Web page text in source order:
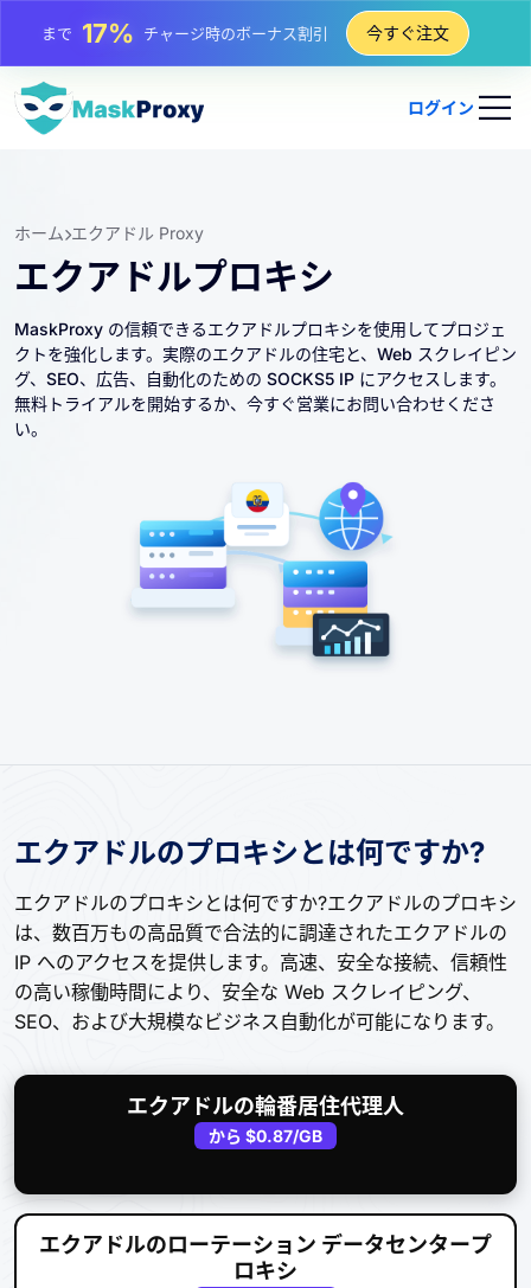
まで25%静的 IP 購入の割引
まで 81%
今すぐ注文
ログイン
ホーム エクアドル Proxy
エクアドルプロキシ
MaskProxy の信頼できるエクアドルプロキシを使用してプロジェ
クトを強化します。実際のエクアドルの住宅と、Web スクレイピン
グ、SEO、広告、自動化のための SOCKS5 IP にアクセスします。
無料トライアルを開始するか、今すぐ営業にお問い合わせくださ
い。
エクアドルのプロキシとは何ですか?
エクアドルのプロキシとは何ですか?エクアドルのプロキシ
は、数百万もの高品質で合法的に調達されたエクアドルの
IP へのアクセスを提供します。高速、安全な接続、信頼性
の高い稼働時間により、安全な Web スクレイピング、
SEO、および大規模なビジネス自動化が可能になります。
エクアドルの輪番居住代理人
から $0.87/GB
エクアドルのローテーション データセンタープ
ロキシ